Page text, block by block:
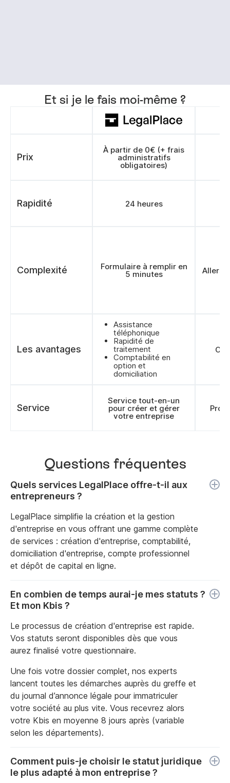
Et si je le fais moi-même ?
Prix
À partir de 0€ (+ frais
administratifs
obligatoires)
Rapidité 24 heures
Complexité Formulaire à remplir en
5 minutes Allers-
Les avantages
Assistance
téléphonique
Rapidité de
traitement
Comptabilité en
option et
domiciliation
Service
Service tout-en-un
pour créer et gérer
votre entreprise
Questions fréquentes
Quels services LegalPlace offre-t-il aux
entrepreneurs ?
LegalPlace simplifie la création et la gestion
d'entreprise en vous offrant une gamme complète
de services : création d'entreprise, comptabilité,
domiciliation d'entreprise, compte professionnel
et dépôt de capital en ligne.
En combien de temps aurai-je mes statuts ?
Et mon Kbis ?
Le processus de création d'entreprise est rapide.
Vos statuts seront disponibles dès que vous
aurez finalisé votre questionnaire.
Une fois votre dossier complet, nos experts
lancent toutes les démarches auprès du greffe et
du journal d’annonce légale pour immatriculer
votre société au plus vite. Vous recevrez alors
votre Kbis en moyenne 8 jours après (variable
selon les départements).
Comment puis-je choisir le statut juridique
le plus adapté à mon entreprise ?